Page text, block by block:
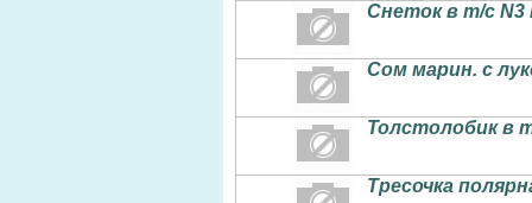
Снеток в т/с N3
Сом марин. с
Толстолобик в
Тресочка